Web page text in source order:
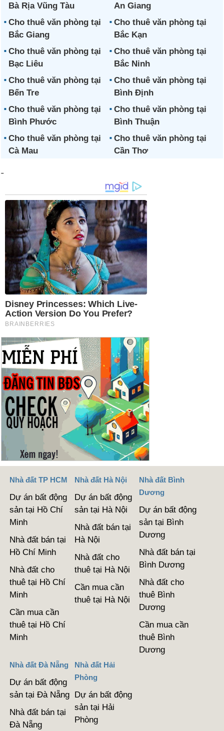
Bà Rịa Vũng Tàu
An Giang
Cho thuê văn phòng tại
Bắc Giang
Cho thuê văn phòng tại
Bắc Kạn
Cho thuê văn phòng tại
Bạc Liêu
Cho thuê văn phòng tại
Bắc Ninh
Cho thuê văn phòng tại
Bến Tre
Cho thuê văn phòng tại
Bình Định
Cho thuê văn phòng tại
Bình Phước
Cho thuê văn phòng tại
Bình Thuận
Cho thuê văn phòng tại
Cà Mau
Cho thuê văn phòng tại
Cần Thơ
Nhà đất TP HCM
Dự án bất động
sản tại Hồ Chí
Minh
Nhà đất bán tại
Hồ Chí Minh
Nhà đất cho
thuê tại Hồ Chí
Minh
Cần mua cần
thuê tại Hồ Chí
Minh
Nhà đất Hà Nội
Dự án bất động
sản tại Hà Nội
Nhà đất bán tại
Hà Nội
Nhà đất cho
thuê tại Hà Nội
Cần mua cần
thuê tại Hà Nội
Nhà đất Bình
Dương
Dự án bất động
sản tại Bình
Dương
Nhà đất bán tại
Bình Dương
Nhà đất cho
thuê Bình
Dương
Cần mua cần
thuê Bình
Dương
Nhà đất Đà Nẵng
Dự án bất động
sản tại Đà Nẵng
Nhà đất bán tại
Đà Nẵng
Nhà đất Hải
Phòng
Dự án bất động
sản tại Hải
Phòng